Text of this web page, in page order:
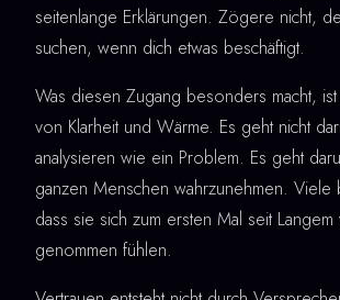
seitenlange Erklärungen. Zögere nicht,
suchen, wenn dich etwas beschäftigt.
Was diesen Zugang besonders macht,
von Klarheit und Wärme. Es geht nicht
analysieren wie ein Problem. Es geht
ganzen Menschen wahrzunehmen. Viele
dass sie sich zum ersten Mal seit
genommen fühlen.